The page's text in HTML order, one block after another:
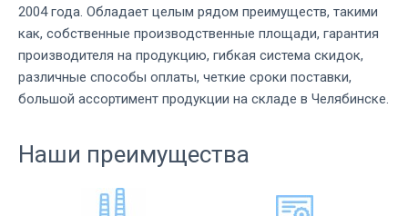
2004 года. Обладает целым рядом преимуществ, такими
как, собственные производственные площади, гарантия
производителя на продукцию, гибкая система скидок,
различные способы оплаты, четкие сроки поставки,
большой ассортимент продукции на складе в Челябинске.
Наши преимущества